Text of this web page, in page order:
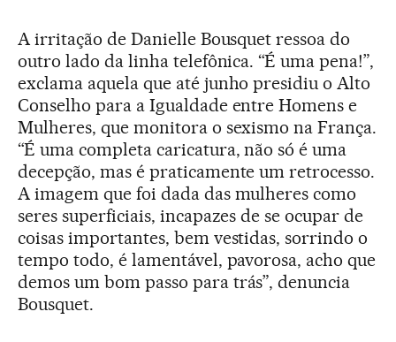
A irritação de Danielle Bousquet ressoa do
outro lado da linha telefônica. “É uma pena!”,
exclama aquela que até junho presidiu o Alto
Conselho para a Igualdade entre Homens e
Mulheres, que monitora o sexismo na França.
“É uma completa caricatura, não só é uma
decepção, mas é praticamente um retrocesso.
A imagem que foi dada das mulheres como
seres superficiais, incapazes de se ocupar de
coisas importantes, bem vestidas, sorrindo o
tempo todo, é lamentável, pavorosa, acho que
demos um bom passo para trás”, denuncia
Bousquet.